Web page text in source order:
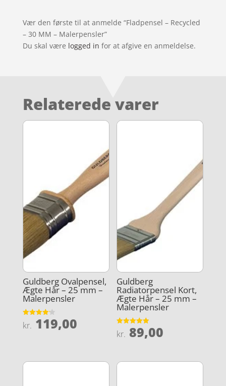
Vær den første til at anmelde “Fladpensel – Recycled
– 30 MM – Malerpensler”
Du skal være logged in for at afgive en anmeldelse.
Relaterede varer
Guldberg Ovalpensel,
Ægte Hår – 25 mm –
Malerpensler
Vurderet
4.2
kr. 119,00
Guldberg
Radiatorpensel Kort,
Ægte Hår – 25 mm –
Malerpensler
Vurderet
4.9
kr. 89,00